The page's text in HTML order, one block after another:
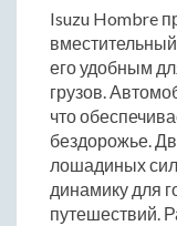
Isuzu Hombre
вместительный
его удобным
грузов.
что
бездорожье.
лошадиных
динамику для
путешествий.